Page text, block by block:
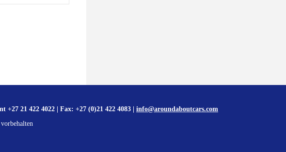
+27 21 422 4022 | Fax: +27 (0)21 422 4083 | info@aroundaboutcars.com